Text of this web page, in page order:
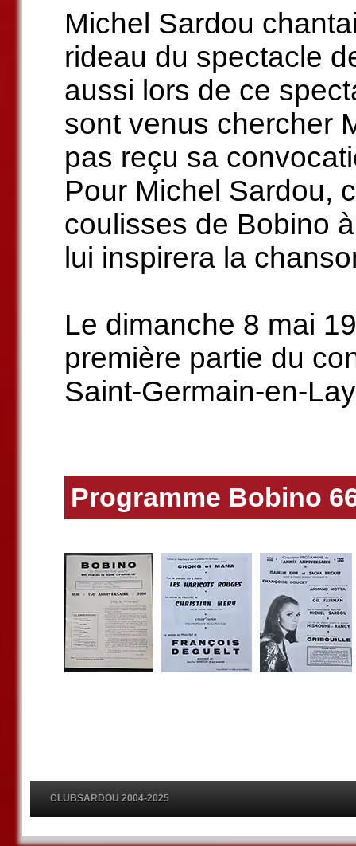
Michel Sardou
rideau du spectacle
aussi lors de ce
sont venus chercher
pas reçu sa
Pour Michel Sardou,
coulisses de Bobino
lui inspirera la
Le dimanche 8 mai
première partie du
Saint-Germain-en-
Programme Bobino
CLUBSARDOU 2004-2025